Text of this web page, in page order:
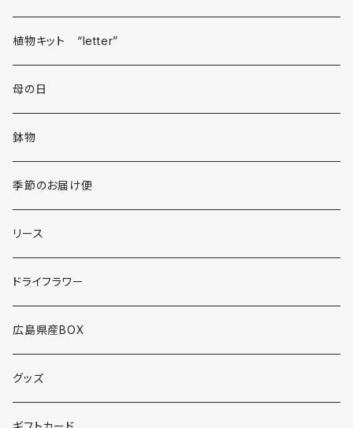
植物キット “letter”
母の日
鉢物
季節のお届け便
リース
ドライフラワー
広島県産BOX
グッズ